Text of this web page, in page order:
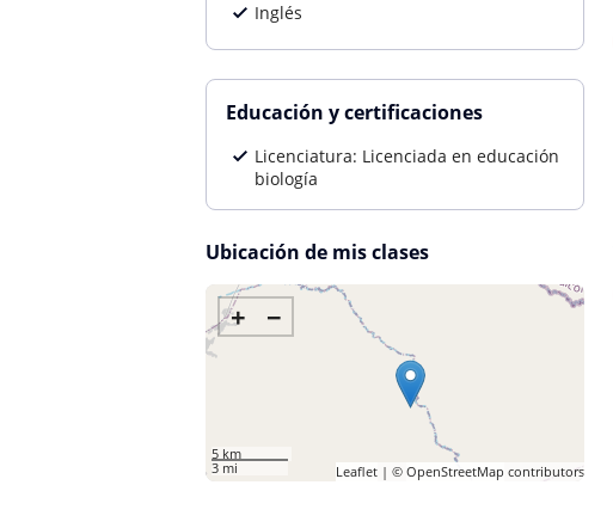
Inglés
Educación y certificaciones
Licenciatura: Licenciada en educación
biología
Ubicación de mis clases
+ −
5 km
3 mi
Leaflet | ©OpenStreetMap contributors